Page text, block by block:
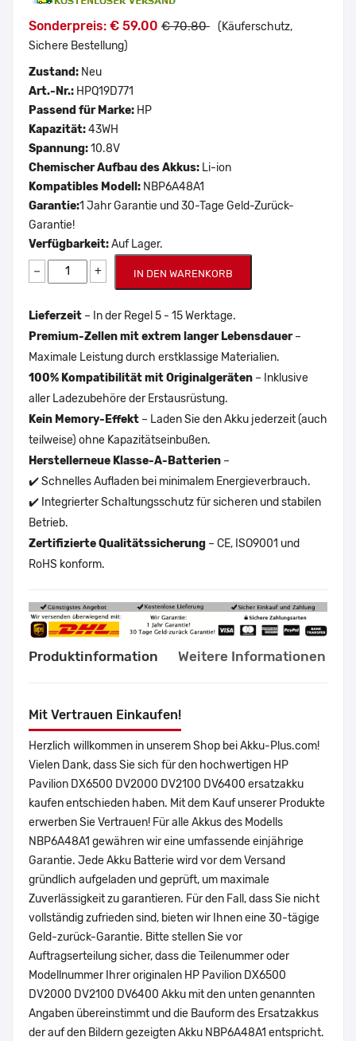
Sonderpreis: € 59.00 € 70.80 (Käuferschutz,
Sichere Bestellung)
Zustand: Neu
Art.-Nr.: HPQ19D771
Passend für Marke: HP
Kapazität:43WH
Spannung:10.8V
Chemischer Aufbau des Akkus: Li-ion
Kompatibles Modell: NBP6A48A1
Garantie:1 Jahr Garantie und 30-Tage Geld-Zurück-
Garantie!
Verfügbarkeit:Auf Lager.
− + IN DEN WARENKORB
Lieferzeit – In der Regel 5 - 15 Werktage.
Premium-Zellen mit extrem langer Lebensdauer–
Maximale Leistung durch erstklassige Materialien.
100% Kompatibilität mit Originalgeräten – Inklusive
aller Ladezubehöre der Erstausrüstung.
Kein Memory-Effekt – Laden Sie den Akku jederzeit (auch
teilweise) ohne Kapazitätseinbußen.
Herstellerneue Klasse-A-Batterien –
✔️ Schnelles Aufladen bei minimalem Energieverbrauch.
✔️ Integrierter Schaltungsschutz für sicheren und stabilen
Betrieb.
Zertifizierte Qualitätssicherung – CE, ISO9001 und
RoHS konform.
Produktinformation Weitere Informationen
Mit Vertrauen Einkaufen!
Herzlich willkommen in unserem Shop bei Akku-Plus.com!
Vielen Dank, dass Sie sich für den hochwertigen HP
Pavilion DX6500 DV2000 DV2100 DV6400 ersatzakku
kaufen entschieden haben. Mit dem Kauf unserer Produkte
erwerben Sie Vertrauen! Für alle Akkus des Modells
NBP6A48A1 gewähren wir eine umfassende einjährige
Garantie. Jede Akku Batterie wird vor dem Versand
gründlich aufgeladen und geprüft, um maximale
Zuverlässigkeit zu garantieren. Für den Fall, dass Sie nicht
vollständig zufrieden sind, bieten wir Ihnen eine 30-tägige
Geld-zurück-Garantie. Bitte stellen Sie vor
Auftragserteilung sicher, dass die Teilenummer oder
Modellnummer Ihrer originalen HP Pavilion DX6500
DV2000 DV2100 DV6400 Akku mit den unten genannten
Angaben übereinstimmt und die Bauform des Ersatzakkus
der auf den Bildern gezeigten Akku NBP6A48A1 entspricht.